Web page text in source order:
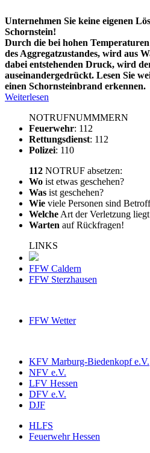
Unternehmen Sie keine eigenen
Schornstein!
Durch die bei hohen
des Aggregatzustandes, wird aus
dabei entstehenden Druck, wird
auseinandergedrückt. Lesen Sie
einen Schornsteinbrand erkennen.
Weiterlesen
NOTRUFNUMMMERN
Feuerwehr: 112
Rettungsdienst: 112
Polizei: 110
112 NOTRUF absetzen:
Wo ist etwas geschehen?
Was ist geschehen?
Wie viele Personen sind
Welche Art der Verletzung
Warten auf Rückfragen!
LINKS
FFW Caldern
FFW Sterzhausen
FFW Wetter
KFV Marburg-Biedenkopf e.V.
NFV e.V.
LFV Hessen
DFV e.V.
DJF
HLFS
Feuerwehr Hessen